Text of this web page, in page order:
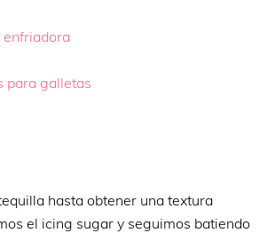
enfriadora
para galletas
hasta obtener una textura
el icing sugar y seguimos batiendo